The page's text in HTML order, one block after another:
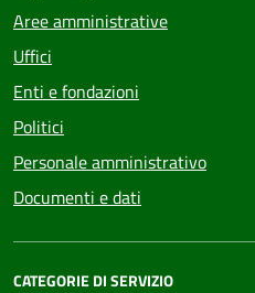
Aree amministrative
Uffici
Enti e fondazioni
Politici
Personale amministrativo
Documenti e dati
CATEGORIE DI SERVIZIO